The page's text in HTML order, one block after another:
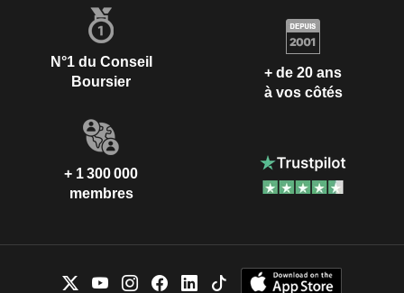
N°1 du Conseil
Boursier
+ de 20 ans
à vos côtés
+ 1 300 000
membres